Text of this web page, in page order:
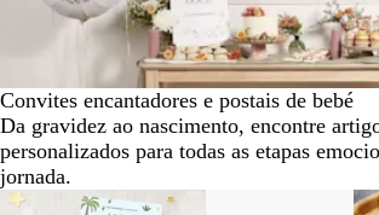
Convites encantadores e postais de bebé
Da gravidez ao nascimento, encontre
personalizados para todas as etapas
jornada.
Diapositivos